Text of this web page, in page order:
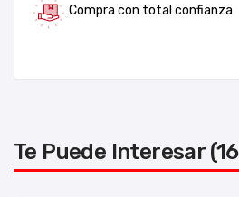
Compra con total confianza
Te Puede Interesar